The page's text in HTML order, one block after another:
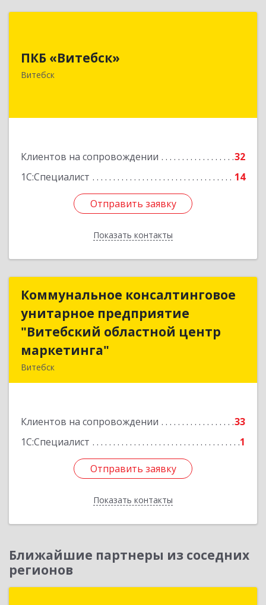
ПКБ «Витебск»
Витебск
Клиентов на сопровождении
32
1С:Специалист
14
Отправить заявку
Показать контакты
Республика Беларусь, 210026, г. Витебск, ул.
Отправить заявку
Назад
Коммунальное консалтинговое
унитарное предприятие
"Витебский областной центр
маркетинга"
Витебск
Клиентов на сопровождении
33
1С:Специалист
1
Отправить заявку
Показать контакты
Коммунальное консалтинговое
унитарное предприятие
"Витебский областной центр
Подробнее
Отправить заявку
Назад
Ближайшие партнеры из соседних
регионов